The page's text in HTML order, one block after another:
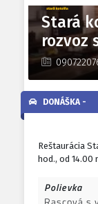
Stará
rozvoz
DONÁŠKA -
Reštaurácia
hod., od 14.00
Polievka